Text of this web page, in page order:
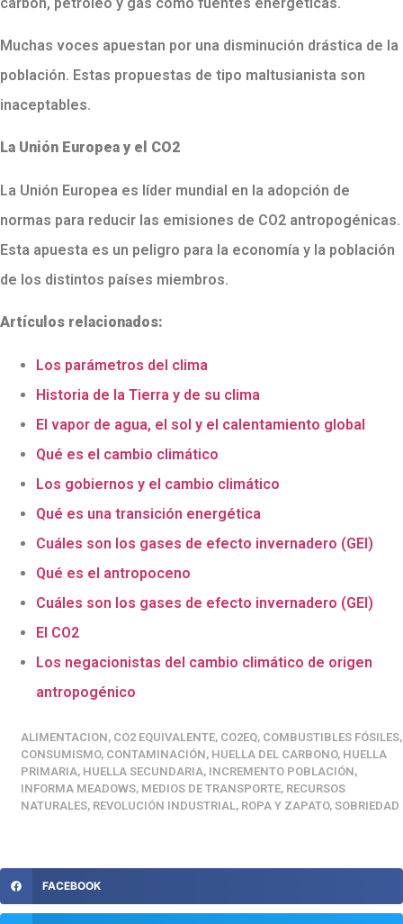
Muchas voces apuestan por una disminución drástica de la
población. Estas propuestas de tipo maltusianista son
inaceptables.
La Unión Europea y el CO2
La Unión Europea es líder mundial en la adopción de
normas para reducir las emisiones de CO2 antropogénicas.
Esta apuesta es un peligro para la economía y la población
de los distintos países miembros.
Artículos relacionados:
Los parámetros del clima
Historia de la Tierra y de su clima
El vapor de agua, el sol y el calentamiento global
Qué es el cambio climático
Los gobiernos y el cambio climático
Qué es una transición energética
Cuáles son los gases de efecto invernadero (GEI)
Qué es el antropoceno
Cuáles son los gases de efecto invernadero (GEI)
El CO2
Los negacionistas del cambio climático de origen
antropogénico
ALIMENTACION, CO2 EQUIVALENTE, CO2EQ, COMBUSTIBLES FÓSILES,
CONSUMISMO, CONTAMINACIÓN, HUELLA DEL CARBONO, HUELLA
PRIMARIA, HUELLA SECUNDARIA, INCREMENTO POBLACIÓN,
INFORMA MEADOWS, MEDIOS DE TRANSPORTE, RECURSOS
NATURALES, REVOLUCIÓN INDUSTRIAL, ROPA Y ZAPATO, SOBRIEDAD
FACEBOOK